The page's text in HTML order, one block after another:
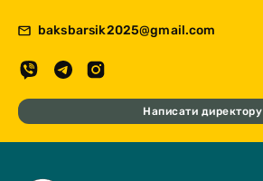
baksbarsik2025@gmail.com
Написати директору